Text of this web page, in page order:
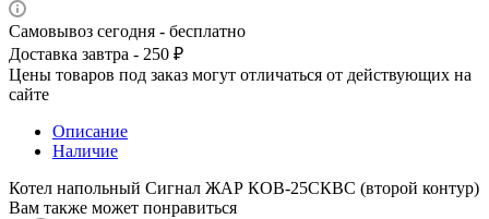
Самовывоз сегодня - бесплатно
Доставка завтра - 250 ₽
Цены товаров под заказ могут отличаться от действующих на
сайте
Описание
Наличие
Котел напольный Сигнал ЖАР КОВ-25СКВС (второй контур)
Вам также может понравиться